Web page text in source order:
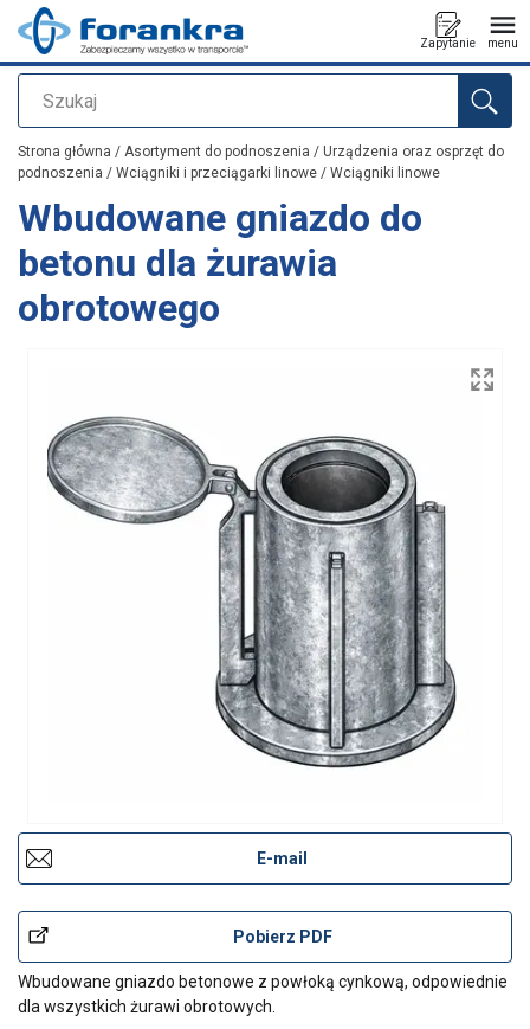
Szukaj
Zapytanie menu
Dodano do zapytania
Strona główna / Asortyment do podnoszenia / Urządzenia oraz osprzęt do
podnoszenia / Wciągniki i przeciągarki linowe / Wciągniki linowe
Wbudowane gniazdo do
betonu dla żurawia
obrotowego
E-mail
Pobierz PDF
Wbudowane gniazdo betonowe z powłoką cynkową, odpowiednie
dla wszystkich żurawi obrotowych.